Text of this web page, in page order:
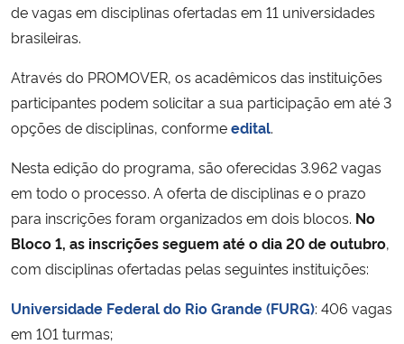
Ministério da Mulher, da Família e dos Direitos Humanos
Secretaria de Governo
Advocacia-Geral da União
Banco Central do Brasil
Planalto
de vagas em disciplinas ofertadas em 11 universidades
brasileiras.
Através do PROMOVER, os acadêmicos das instituições
participantes podem solicitar a sua participação em até 3
opções de disciplinas, conformeedital.
Nesta edição do programa, são oferecidas 3.962 vagas
em todo o processo. A oferta de disciplinas e o prazo
para inscrições foram organizados em dois blocos. No
Bloco 1, as inscrições seguem até o dia 20 de outubro,
com disciplinas ofertadas pelas seguintes instituições:
Universidade Federal do Rio Grande (FURG): 406 vagas
em 101 turmas;